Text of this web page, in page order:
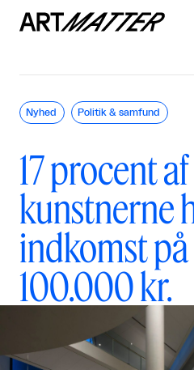
17 procent af
kunstnerne
indkomst
100.000 kr.
Nyhed Politik & samfund